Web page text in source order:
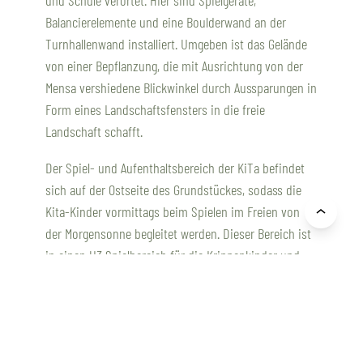
Balancierelemente und eine Boulderwand an der
Turnhallenwand installiert. Umgeben ist das Gelände
von einer Bepflanzung, die mit Ausrichtung von der
Mensa vershiedene Blickwinkel durch Aussparungen in
Form eines Landschaftsfensters in die freie
Landschaft schafft.
Der Spiel- und Aufenthaltsbereich der KiTa befindet
sich auf der Ostseite des Grundstückes, sodass die
Kita-Kinder vormittags beim Spielen im Freien von
der Morgensonne begleitet werden. Dieser Bereich ist
in einen U3 Spielbereich für die Krippenkinder und